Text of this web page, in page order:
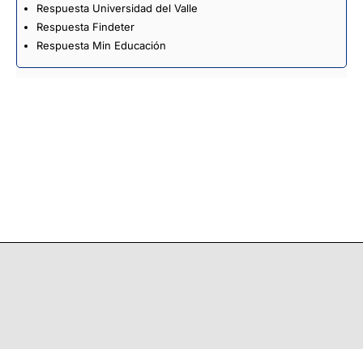
Respuesta Universidad del Valle
Respuesta Findeter
Respuesta Min Educación